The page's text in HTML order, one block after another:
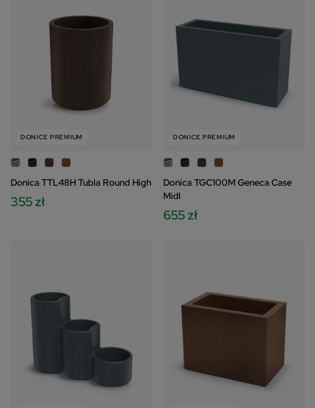
DONICE PREMIUM
Donica TTL48H Tubla Round High
355 zł
DONICE PREMIUM
Donica TGC100M Geneca Case
Midl
655 zł